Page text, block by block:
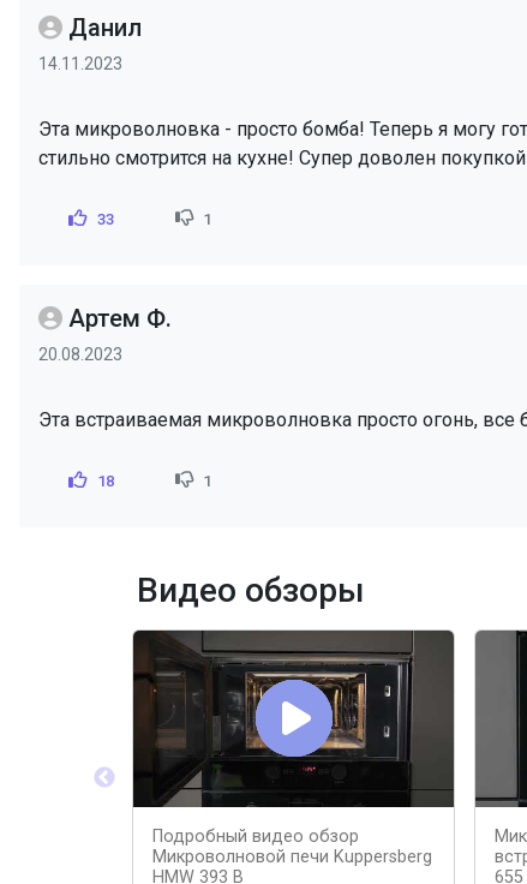
Данил
14.11.2023
Эта микроволновка - просто бомба! Теперь я могу
стильно смотрится на кухне! Супер доволен
33 1
Артем Ф.
20.08.2023
Эта встраиваемая микроволновка просто огонь, все
18 1
Видео обзоры
Подробный видео обзор
Микроволновой печи Kuppersberg
HMW 393 B
655